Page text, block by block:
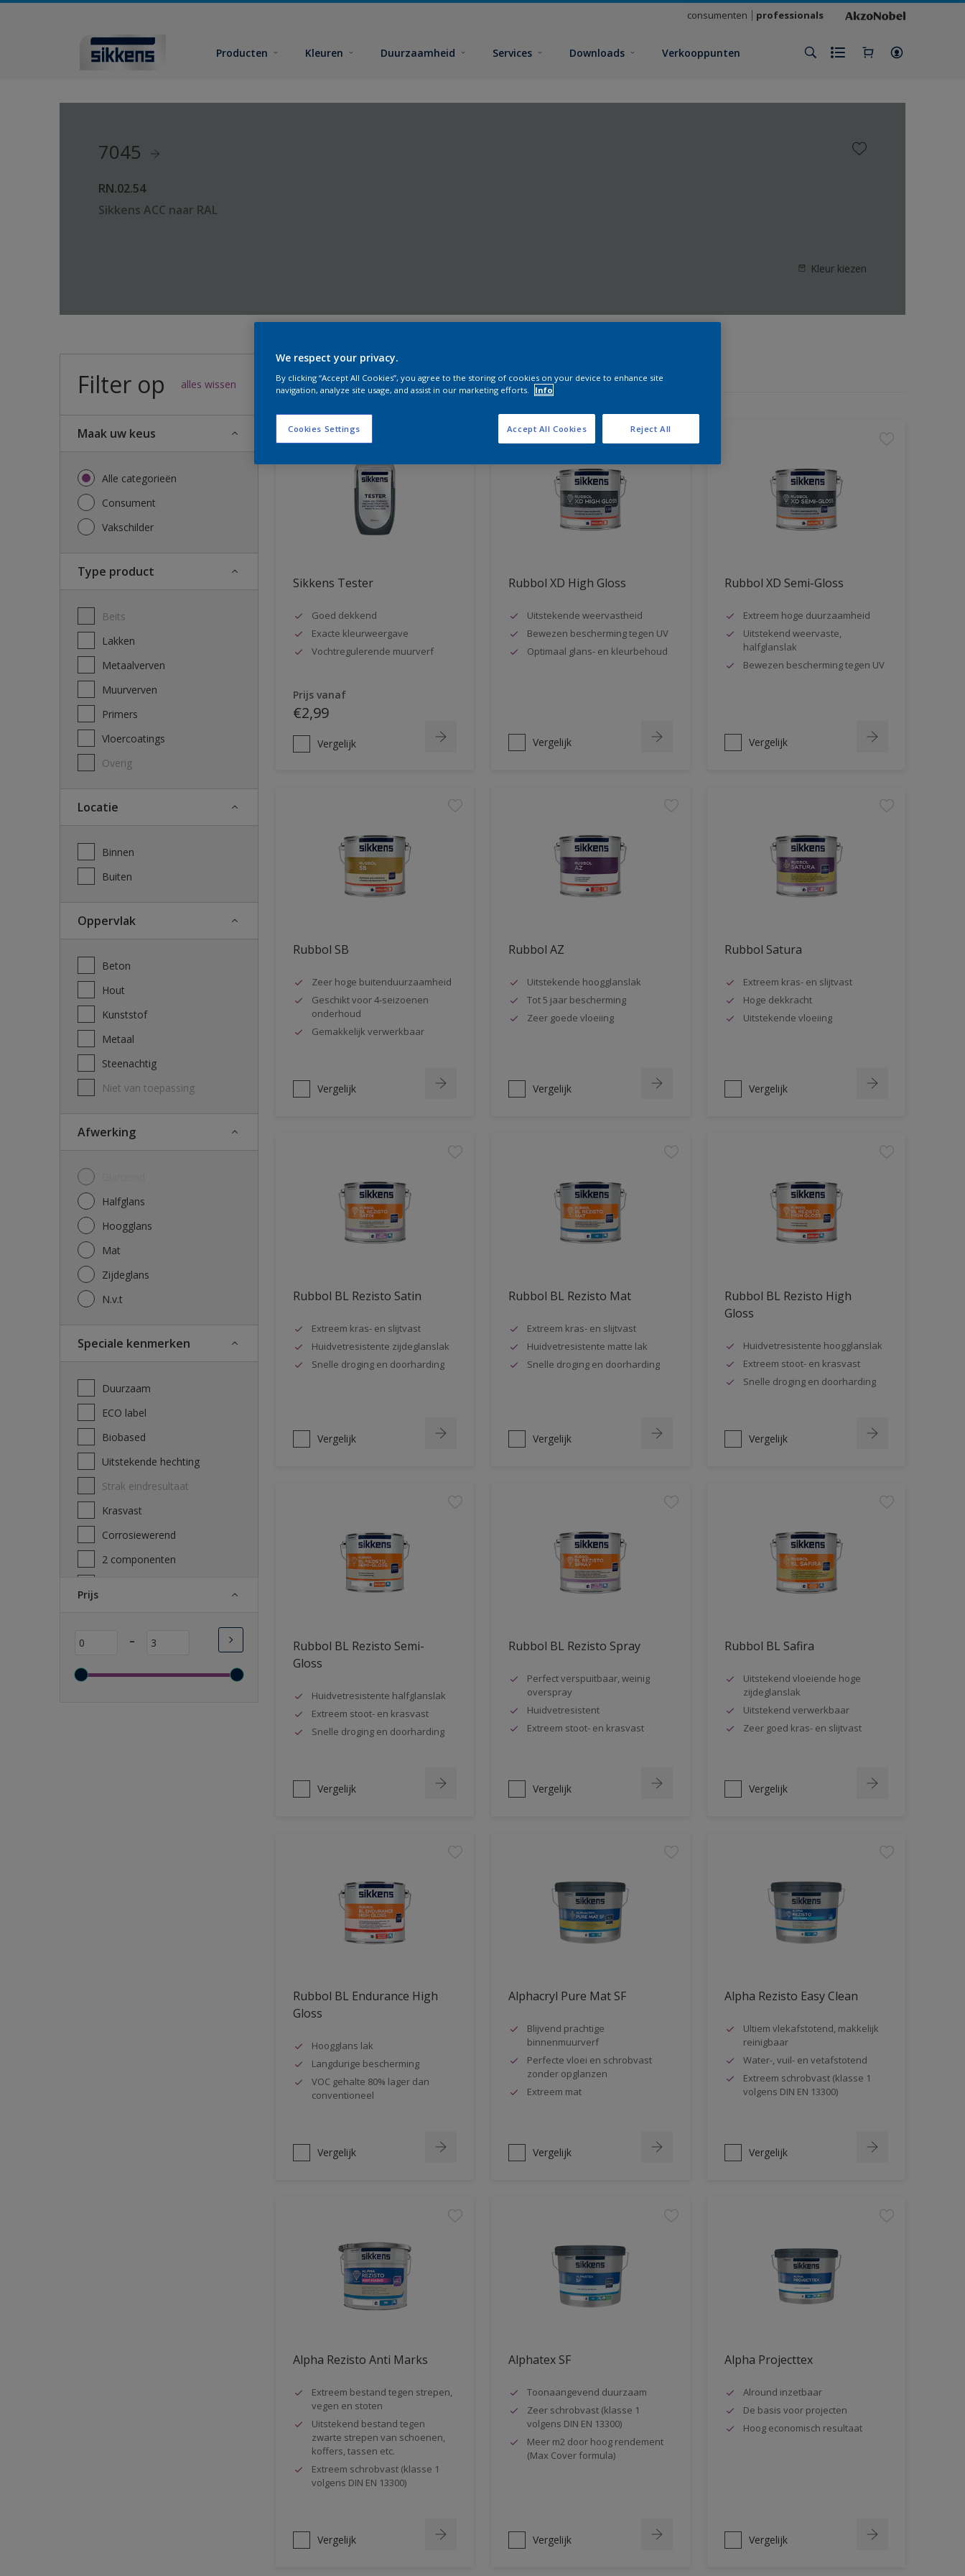
consumenten professionals
Producten Kleuren Duurzaamheid Services Downloads Verkooppunten
7045
RN.02.54
Sikkens ACC naar RAL
Kleur kiezen
Filter op alles wissen
Maak uw keus
Alle categorieën
Consument
Vakschilder
Type product
Beits
Lakken
Metaalverven
Muurverven
Primers
Vloercoatings
Overig
Locatie
Binnen
Buiten
Oppervlak
Beton
Hout
Kunststof
Metaal
Steenachtig
Niet van toepassing
Afwerking
Halfglans
Hoogglans
Mat
Zijdeglans
N.v.t
Speciale kenmerken
Duurzaam
ECO label
Biobased
Uitstekende hechting
Strak eindresultaat
Krasvast
Corrosiewerend
2 componenten
Wasbaar
Sneldrogend
Prijs
-
58resultaten voor jou
Sikkens Tester
Goed dekkend
Exacte kleurweergave
Vochtregulerende muurverf
Prijs vanaf
€2,99
Vergelijk
Rubbol XD High Gloss
Uitstekende weervastheid
Bewezen bescherming tegen UV
Optimaal glans- en kleurbehoud
Vergelijk
Rubbol XD Semi-Gloss
Extreem hoge duurzaamheid
Uitstekend weervaste,
halfglanslak
Bewezen bescherming tegen UV
Vergelijk
Rubbol SB
Zeer hoge buitenduurzaamheid
Geschikt voor 4-seizoenen
onderhoud
Gemakkelijk verwerkbaar
Vergelijk
Rubbol AZ
Uitstekende hoogglanslak
Tot 5 jaar bescherming
Zeer goede vloeiing
Vergelijk
Rubbol Satura
Extreem kras- en slijtvast
Hoge dekkracht
Uitstekende vloeiing
Vergelijk
Rubbol BL Rezisto Satin
Extreem kras- en slijtvast
Huidvetresistente zijdeglanslak
Snelle droging en doorharding
Vergelijk
Rubbol BL Rezisto Mat
Extreem kras- en slijtvast
Huidvetresistente matte lak
Snelle droging en doorharding
Vergelijk
Rubbol BL Rezisto High
Gloss
Huidvetresistente hoogglanslak
Extreem stoot- en krasvast
Snelle droging en doorharding
Vergelijk
Rubbol BL Rezisto Semi-
Gloss
Huidvetresistente halfglanslak
Extreem stoot- en krasvast
Snelle droging en doorharding
Vergelijk
Rubbol BL Rezisto Spray
Perfect verspuitbaar, weinig
overspray
Huidvetresistent
Extreem stoot- en krasvast
Vergelijk
Rubbol BL Safira
Uitstekend vloeiende hoge
zijdeglanslak
Uitstekend verwerkbaar
Zeer goed kras- en slijtvast
Vergelijk
Rubbol BL Endurance High
Gloss
Hoogglans lak
Langdurige bescherming
VOC gehalte 80% lager dan
conventioneel
Vergelijk
Alphacryl Pure Mat SF
Blijvend prachtige
binnenmuurverf
Perfecte vloei en schrobvast
zonder opglanzen
Extreem mat
Vergelijk
Alpha Rezisto Easy Clean
Ultiem vlekafstotend, makkelijk
reinigbaar
Water-, vuil- en vetafstotend
Extreem schrobvast (klasse 1
volgens DIN EN 13300)
Vergelijk
Alpha Rezisto Anti Marks
Extreem bestand tegen strepen,
vegen en stoten
Uitstekend bestand tegen
zwarte strepen van schoenen,
koffers, tassen etc.
Extreem schrobvast (klasse 1
volgens DIN EN 13300)
Vergelijk
Alphatex SF
Toonaangevend duurzaam
Zeer schrobvast (klasse 1
volgens DIN EN 13300)
Meer m2 door hoog rendement
(Max Cover formula)
Vergelijk
Alpha Projecttex
Alround inzetbaar
De basis voor projecten
Hoog economisch resultaat
Vergelijk
We respect your privacy.
By clicking “Accept All Cookies”, you agree to the storing of cookies on your device to enhance site
navigation, analyze site usage, and assist in our marketing efforts.
Info
Cookies Settings Reject All
Accept All Cookies